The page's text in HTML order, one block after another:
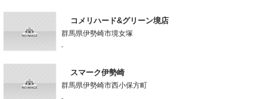
コメリハード&グリーン境店
群馬県伊勢崎市境女塚
-
スマーク伊勢崎
群馬県伊勢崎市西小保方町